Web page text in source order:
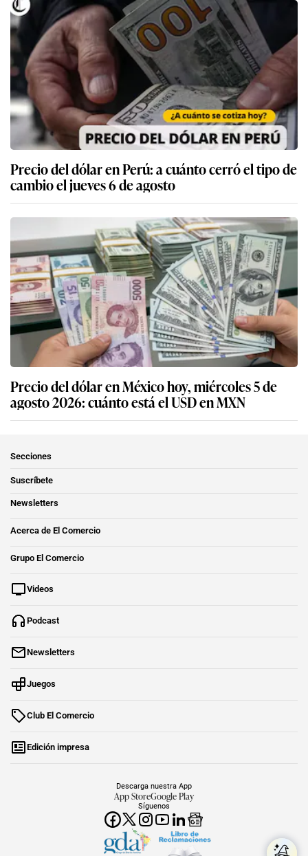
Precio del dólar en Perú: a cuánto cerró el tipo de
cambio el jueves 6 de agosto
Precio del dólar en México hoy, miércoles 5 de
agosto 2026: cuánto está el USD en MXN
Secciones
Suscríbete
Newsletters
Acerca de El Comercio
Grupo El Comercio
Videos
Podcast
Newsletters
Juegos
Club El Comercio
Edición impresa
Síguenos
Descarga nuestra App
App StoreGoogle Play